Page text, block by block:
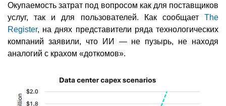
Окупаемость затрат под вопросом как для поставщиков
услуг, так и для пользователей. Как сообщает The
Register, на днях представители ряда технологических
компаний заявили, что ИИ — не пузырь, не находя
аналогий с крахом «доткомов».